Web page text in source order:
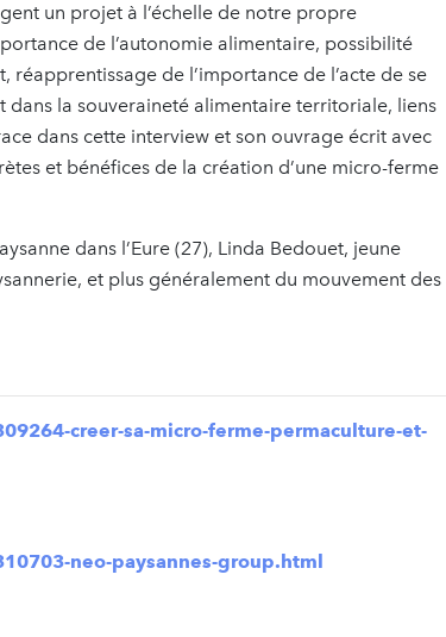
un projet à l’échelle de notre propre
de l’autonomie alimentaire, possibilité
de l’importance de l’acte de se
la souveraineté alimentaire territoriale, liens
dans cette interview et son ouvrage écrit avec
et bénéfices de la création d’une micro-ferme
dans l’Eure (27), Linda Bedouet, jeune
et plus généralement du mouvement des
creer-sa-micro-ferme-permaculture-et-
neo-paysannes-group.html